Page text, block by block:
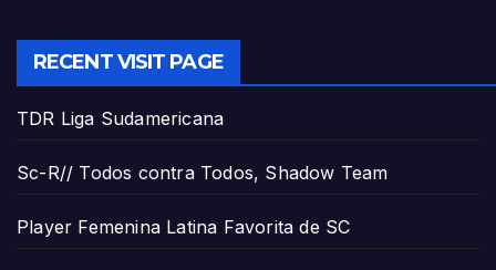
RECENT VISIT PAGE
TDR Liga Sudamericana
Sc-R// Todos contra Todos, Shadow Team
Player Femenina Latina Favorita de SC